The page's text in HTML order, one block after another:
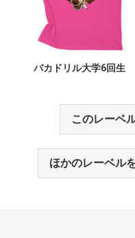
バカドリル大学6回生
このレーベ
ほかのレーベル